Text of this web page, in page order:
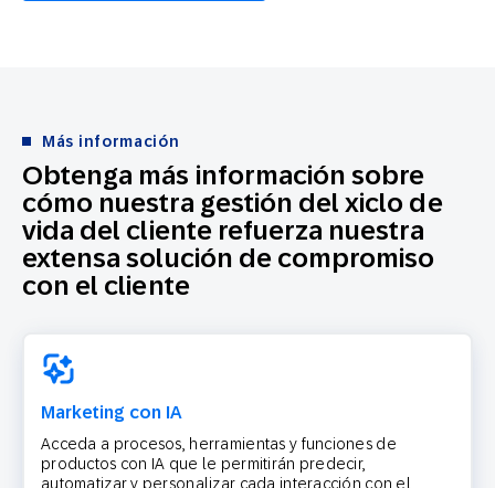
Obtenga más información sobre
cómo nuestra gestión del xiclo de
vida del cliente refuerza nuestra
extensa solución de compromiso
con el cliente
Más información
Marketing con IA
Acceda a procesos, herramientas y funciones de
productos con IA que le permitirán predecir,
automatizar y personalizar cada interacción con el